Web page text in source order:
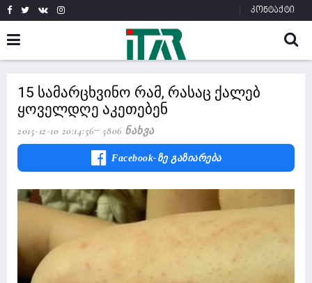
კონტაქტი
15 სამარცხვინო რამ, რასაც ქალებ
ყოველდღე აკეთებენ
2015-12-10 20:14:56 5806 Ნახვა
Facebook-Ზე Გაზიარება